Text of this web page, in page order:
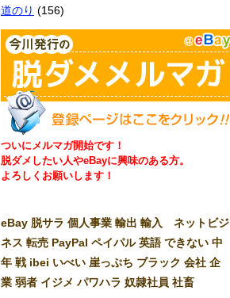
道のり (156)
ついにメルマガ開始です！
脱ダメしたい人やeBayに興味のある方。
よろしくお願いします！
eBay 脱サラ 個人事業 輸出 輸入 ネットビジ
ネス 転売 PayPal ペイパル 英語 できない 中
年 戦 ibei いべい 崖っぷち ブラック 会社 企
業 弱者 イジメ パワハラ 奴隷社員 社畜